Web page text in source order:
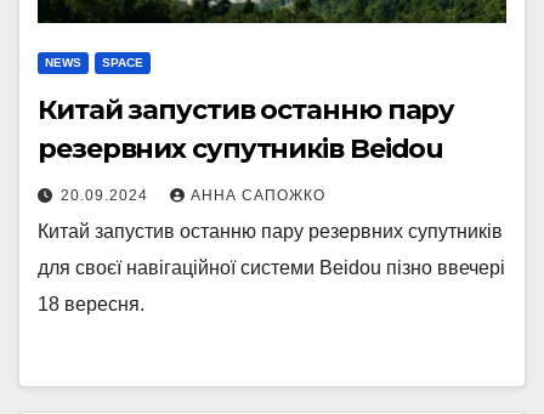
NEWS SPACE
Китай запустив останню пару
резервних супутників Beidou
20.09.2024 АННА САПОЖКО
Китай запустив останню пару резервних супутників
для своєї навігаційної системи Beidou пізно ввечері
18 вересня.